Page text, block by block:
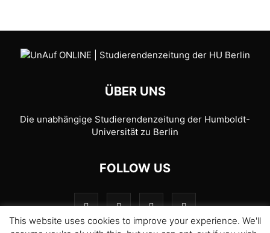
ÜBER UNS
Die unabhängige Studierendenzeitung der Humboldt-
Universität zu Berlin
FOLLOW US
This website uses cookies to improve your experience. We'll